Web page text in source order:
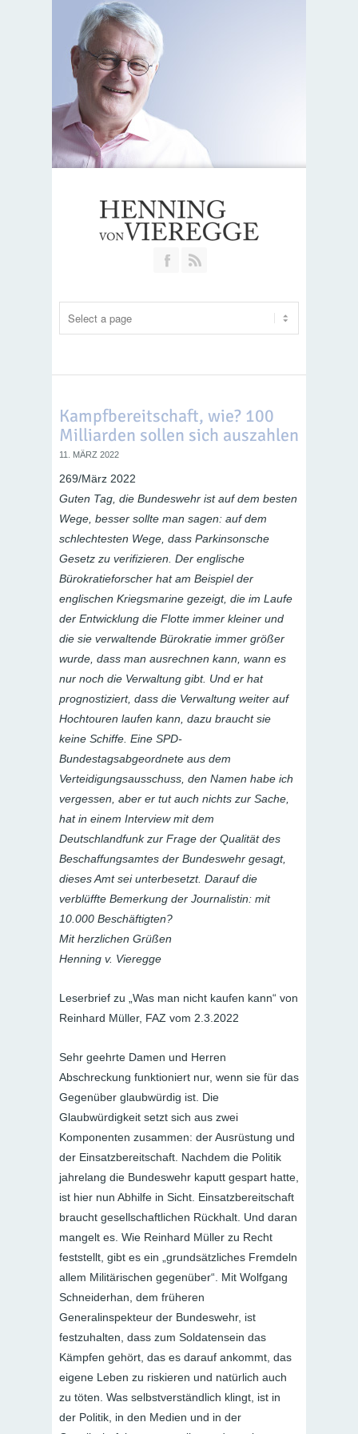
Join our Facebook Group
Kampfbereitschaft, wie? 100
Milliarden sollen sich auszahlen
11. MÄRZ 2022
269/März 2022
Guten Tag, die Bundeswehr ist auf dem besten
Wege, besser sollte man sagen: auf dem
schlechtesten Wege, dass Parkinsonsche
Gesetz zu verifizieren. Der englische
Bürokratieforscher hat am Beispiel der
englischen Kriegsmarine gezeigt, die im Laufe
der Entwicklung die Flotte immer kleiner und
die sie verwaltende Bürokratie immer größer
wurde, dass man ausrechnen kann, wann es
nur noch die Verwaltung gibt. Und er hat
prognostiziert, dass die Verwaltung weiter auf
Hochtouren laufen kann, dazu braucht sie
keine Schiffe. Eine SPD-
Bundestagsabgeordnete aus dem
Verteidigungsausschuss, den Namen habe ich
vergessen, aber er tut auch nichts zur Sache,
hat in einem Interview mit dem
Deutschlandfunk zur Frage der Qualität des
Beschaffungsamtes der Bundeswehr gesagt,
dieses Amt sei unterbesetzt. Darauf die
verblüffte Bemerkung der Journalistin: mit
10.000 Beschäftigten?
Mit herzlichen Grüßen
Henning v. Vieregge
Leserbrief zu „Was man nicht kaufen kann“ von
Reinhard Müller, FAZ vom 2.3.2022
Sehr geehrte Damen und Herren
Abschreckung funktioniert nur, wenn sie für das
Gegenüber glaubwürdig ist. Die
Glaubwürdigkeit setzt sich aus zwei
Komponenten zusammen: der Ausrüstung und
der Einsatzbereitschaft. Nachdem die Politik
jahrelang die Bundeswehr kaputt gespart hatte,
ist hier nun Abhilfe in Sicht. Einsatzbereitschaft
braucht gesellschaftlichen Rückhalt. Und daran
mangelt es. Wie Reinhard Müller zu Recht
feststellt, gibt es ein „grundsätzliches Fremdeln
allem Militärischen gegenüber“. Mit Wolfgang
Schneiderhan, dem früheren
Generalinspekteur der Bundeswehr, ist
festzuhalten, dass zum Soldatensein das
Kämpfen gehört, das es darauf ankommt, das
eigene Leben zu riskieren und natürlich auch
zu töten. Was selbstverständlich klingt, ist in
der Politik, in den Medien und in der